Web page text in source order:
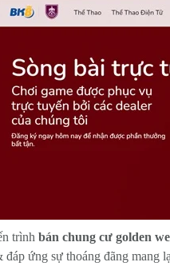
trình bán chung cư golden
ứng sự thoáng đãng mang